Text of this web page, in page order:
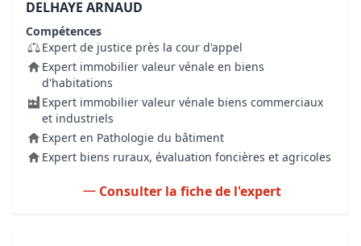
DELHAYE ARNAUD
Compétences
Expert de justice près la cour d'appel
Expert immobilier valeur vénale en biens
d'habitations
Expert immobilier valeur vénale biens commerciaux
et industriels
Expert en Pathologie du bâtiment
Expert biens ruraux, évaluation foncières et agricoles
Consulter la fiche de l'expert